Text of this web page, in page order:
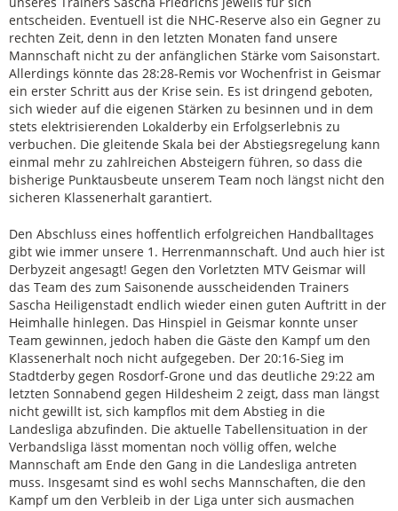
entscheiden. Eventuell ist die NHC-Reserve also ein Gegner zu
rechten Zeit, denn in den letzten Monaten fand unsere
Mannschaft nicht zu der anfänglichen Stärke vom Saisonstart.
Allerdings könnte das 28:28-Remis vor Wochenfrist in Geismar
ein erster Schritt aus der Krise sein. Es ist dringend geboten,
sich wieder auf die eigenen Stärken zu besinnen und in dem
stets elektrisierenden Lokalderby ein Erfolgserlebnis zu
verbuchen. Die gleitende Skala bei der Abstiegsregelung kann
einmal mehr zu zahlreichen Absteigern führen, so dass die
bisherige Punktausbeute unserem Team noch längst nicht den
sicheren Klassenerhalt garantiert.
Den Abschluss eines hoffentlich erfolgreichen Handballtages
gibt wie immer unsere 1. Herrenmannschaft. Und auch hier ist
Derbyzeit angesagt! Gegen den Vorletzten MTV Geismar will
das Team des zum Saisonende ausscheidenden Trainers
Sascha Heiligenstadt endlich wieder einen guten Auftritt in der
Heimhalle hinlegen. Das Hinspiel in Geismar konnte unser
Team gewinnen, jedoch haben die Gäste den Kampf um den
Klassenerhalt noch nicht aufgegeben. Der 20:16-Sieg im
Stadtderby gegen Rosdorf-Grone und das deutliche 29:22 am
letzten Sonnabend gegen Hildesheim 2 zeigt, dass man längst
nicht gewillt ist, sich kampflos mit dem Abstieg in die
Landesliga abzufinden. Die aktuelle Tabellensituation in der
Verbandsliga lässt momentan noch völlig offen, welche
Mannschaft am Ende den Gang in die Landesliga antreten
muss. Insgesamt sind es wohl sechs Mannschaften, die den
Kampf um den Verbleib in der Liga unter sich ausmachen